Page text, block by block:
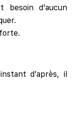
besoin d’aucun
d’après, il